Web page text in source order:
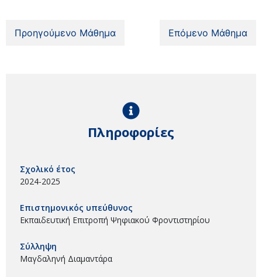
Προηγούμενο Μάθημα Επόμενο Μάθημα
Πληροφορίες
Σχολικό έτος
2024-2025
Επιστημονικός υπεύθυνος
Εκπαιδευτική Επιτροπή Ψηφιακού Φροντιστηρίου
Σύλληψη
Μαγδαληνή Διαμαντάρα